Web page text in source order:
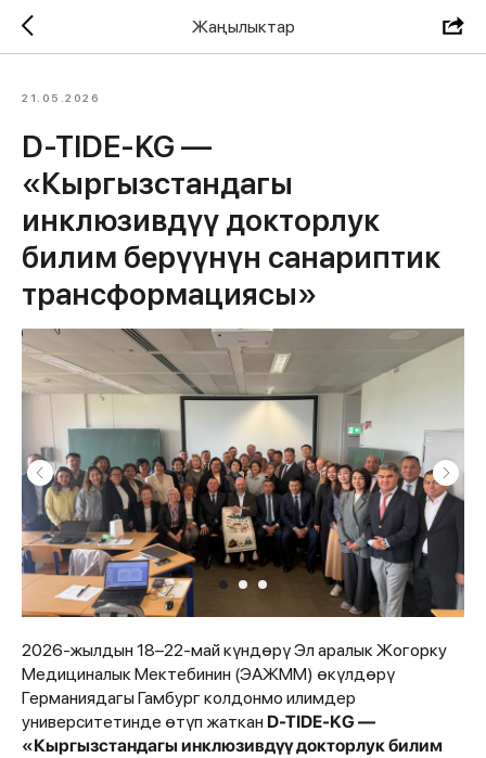
Жаңылыктар
21.05.2026
D-TIDE-KG —
«Кыргызстандагы
инклюзивдүү докторлук
билим берүүнүн санариптик
трансформациясы»
2026-жылдын 18–22-май күндөрү Эл аралык Жогорку
Медициналык Мектебинин (ЭАЖММ) өкүлдөрү
Германиядагы Гамбург колдонмо илимдер
университетинде өтүп жаткан D-TIDE-KG —
«Кыргызстандагы инклюзивдүү докторлук билим